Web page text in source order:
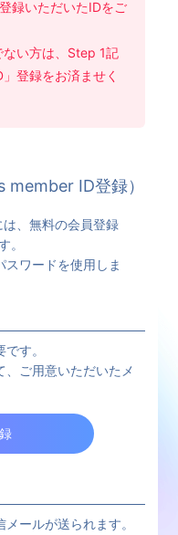
録いただいたIDをご
ない方は、Step 1記
登録をお済ませく
member ID登録）
、無料の会員登録
。
ワードを使用しま
す。
、ご用意いただいたメ
ールが送られます。